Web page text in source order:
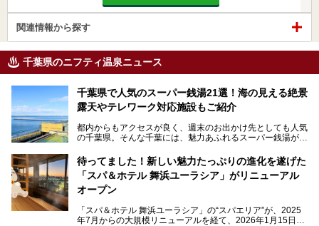
関連情報から探す
千葉県のニフティ温泉ニュース
千葉県で人気のスーパー銭湯21選！海の見える絶景
露天やテレワーク対応施設もご紹介
都内からもアクセスが良く、週末のお出かけ先としても人気
の千葉県。そんな千葉には、魅力あふれるスーパー銭湯がた
「サウナでしっかりととのいたい」「海が見える絶景で非日
常を味わいたい」「子連れでも気兼ねなく1日過ごした
い」。
そんな多様なニーズに応える施設が揃っているため、その日
の目的に合った施設がきっと見つかるはずです。
待ってました！新しい魅力たっぷりの進化を遂げた
「スパ＆ホテル 舞浜ユーラシア」がリニューアル
オープン
「スパ＆ホテル 舞浜ユーラシア」の“スパエリア”が、2025
年7月からの大規模リニューアルを経て、2026年1月15日